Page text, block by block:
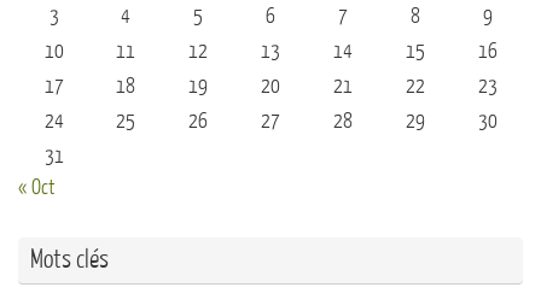
3
4 5 6 7 8
9
10
11 12 13 14 15
16
17
18 19 20 21 22
23
24
25 26 27 28 29
30
31
« Oct
Mots clés